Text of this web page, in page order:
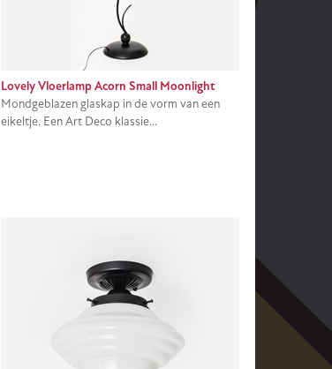
Lovely Vloerlamp Acorn Small Moonlight
Mondgeblazen glaskap in de vorm van een
eikeltje. Een Art Deco klassie...